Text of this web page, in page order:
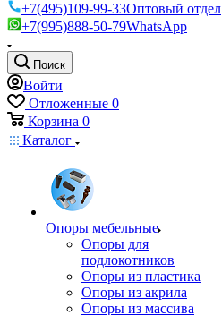
+7(495)109-99-33Оптовый отдел
+7(995)888-50-79WhatsApp
Поиск
Войти
Отложенные 0
Корзина 0
Каталог
Опоры мебельные
Опоры для
подлокотников
Опоры из пластика
Опоры из акрила
Опоры из массива